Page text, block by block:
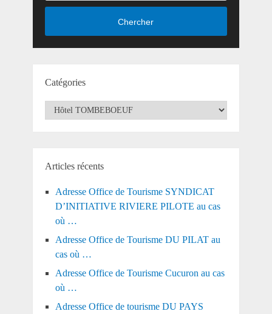
Chercher
Catégories
Catégories
Articles récents
Adresse Office de Tourisme SYNDICAT
D’INITIATIVE RIVIERE PILOTE au cas
où …
Adresse Office de Tourisme DU PILAT au
cas où …
Adresse Office de Tourisme Cucuron au cas
où …
Adresse Office de tourisme DU PAYS